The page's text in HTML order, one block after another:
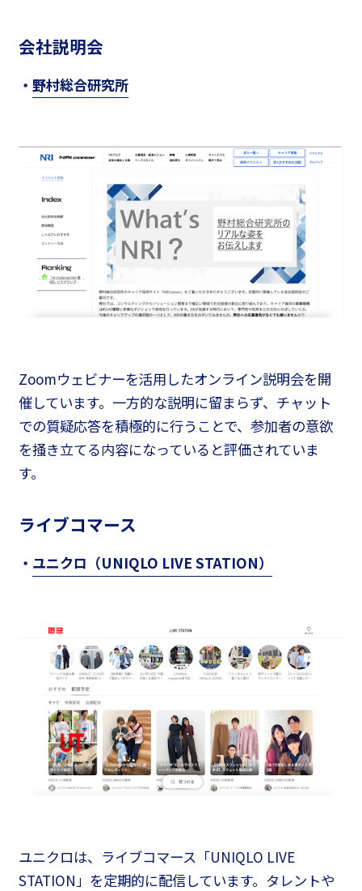
会社説明会
・ 野村総合研究所
Zoomウェビナーを活用したオンライン説明会を開
催しています。一方的な説明に留まらず、チャット
での質疑応答を積極的に行うことで、参加者の意欲
を掻き立てる内容になっていると評価されていま
す。
ライブコマース
・ ユニクロ（UNIQLO LIVE STATION）
ユニクロは、ライブコマース「UNIQLO LIVE
STATION」を定期的に配信しています。タレントや